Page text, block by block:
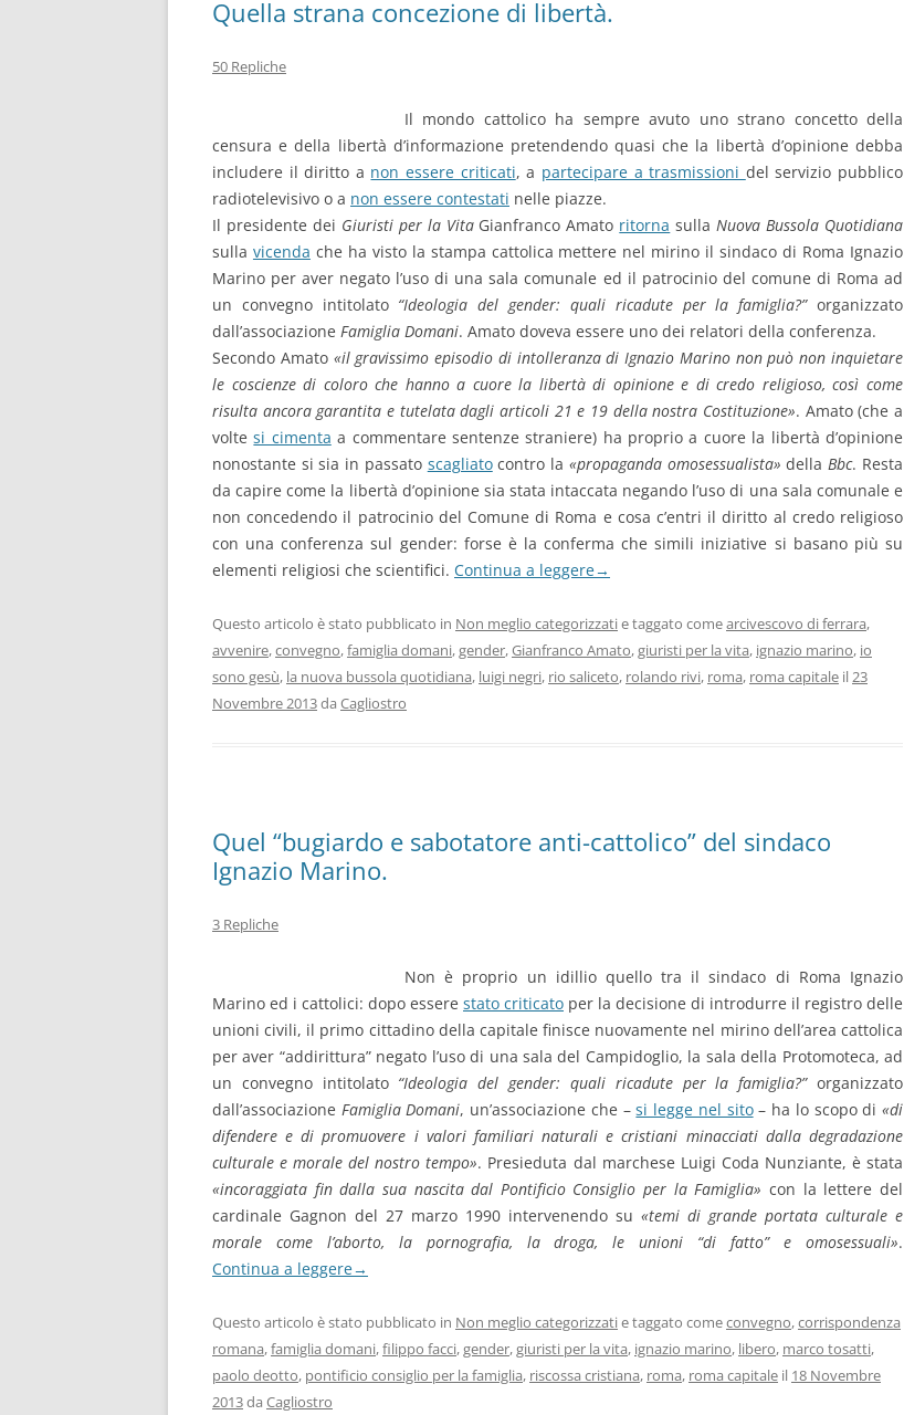
Quella strana concezione di libertà.
50 Repliche
Il mondo cattolico ha sempre avuto uno strano concetto della
censura e della libertà d’informazione pretendendo quasi che la libertà d’opinione debba
includere il diritto a non essere criticati, a partecipare a trasmissioni del servizio pubblico
radiotelevisivo o a non essere contestati nelle piazze.
Il presidente dei Giuristi per la VitaGianfranco Amato ritorna sullaNuova Bussola Quotidiana
sulla vicenda che ha visto la stampa cattolica mettere nel mirino il sindaco di Roma Ignazio
Marino per aver negato l’uso di una sala comunale ed il patrocinio del comune di Roma ad
un convegno intitolato “Ideologia del gender: quali ricadute per la famiglia?”organizzato
dall’associazione Famiglia Domani. Amato doveva essere uno dei relatori della conferenza.
Secondo Amato «il gravissimo episodio di intolleranza di Ignazio Marino non può non inquietare
le coscienze di coloro che hanno a cuore la libertà di opinione e di credo religioso, così come
risulta ancora garantita e tutelata dagli articoli 21 e 19 della nostra Costituzione». Amato (che a
voltesi cimenta a commentare sentenze straniere) ha proprio a cuore la libertà d’opinione
nonostante si sia in passato scagliatocontro la «propaganda omosessualista» dellaBbc. Resta
da capire come la libertà d’opinione sia stata intaccata negando l’uso di una sala comunale e
non concedendo il patrocinio del Comune di Roma e cosa c’entri il diritto al credo religioso
con una conferenza sul gender: forse è la conferma che simili iniziative si basano più su
elementi religiosi che scientifici. Continua a leggere→
Questo articolo è stato pubblicato in Non meglio categorizzatie taggato comearcivescovo di ferrara,
avvenire,convegno,famiglia domani,gender,Gianfranco Amato,giuristi per la vita, ignazio marino, io
sono gesù, la nuova bussola quotidiana, luigi negri, rio saliceto, rolando rivi, roma, roma capitale il23
Novembre 2013da Cagliostro
Quel “bugiardo e sabotatore anti-cattolico” del sindaco
Ignazio Marino.
3 Repliche
Non è proprio un idillio quello tra il sindaco di Roma Ignazio
Marino ed i cattolici: dopo essere stato criticato per la decisione di introdurre il registro delle
unioni civili, il primo cittadino della capitale finisce nuovamente nel mirino dell’area cattolica
per aver “addirittura” negato l’uso di una sala del Campidoglio, la sala della Protomoteca, ad
un convegno intitolato “Ideologia del gender: quali ricadute per la famiglia?”organizzato
dall’associazione Famiglia Domani, un’associazione che –si legge nel sito– ha lo scopo di«di
difendere e di promuovere i valori familiari naturali e cristiani minacciati dalla degradazione
culturale e morale del nostro tempo». Presieduta dal marchese Luigi Coda Nunziante, è stata
«incoraggiata fin dalla sua nascita dal Pontificio Consiglio per la Famiglia» con la lettere del
cardinale Gagnon del 27 marzo 1990 intervenendo su «temi di grande portata culturale e
morale come l’aborto, la pornografia, la droga, le unioni “di fatto” e omosessuali».
Continua a leggere→
Questo articolo è stato pubblicato in Non meglio categorizzatie taggato comeconvegno,corrispondenza
romana,famiglia domani,filippo facci,gender,giuristi per la vita, ignazio marino, libero, marco tosatti,
paolo deotto, pontificio consiglio per la famiglia, riscossa cristiana, roma, roma capitale il 18 Novembre
2013da Cagliostro